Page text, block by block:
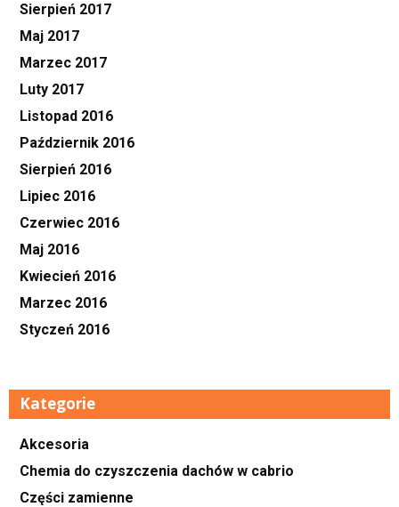
Sierpień 2017
Maj 2017
Marzec 2017
Luty 2017
Listopad 2016
Październik 2016
Sierpień 2016
Lipiec 2016
Czerwiec 2016
Maj 2016
Kwiecień 2016
Marzec 2016
Styczeń 2016
Kategorie
Akcesoria
Chemia do czyszczenia dachów w cabrio
Części zamienne